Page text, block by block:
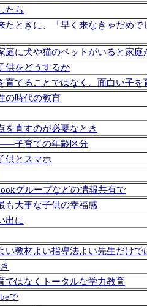
たら
たときに、「早く来なきゃだめ
に犬や猫のペットがいると家庭
供をどうするか
育てることではなく、面白い子を
の時代の教育
を直すのが必要なとき
子育ての年齢区分
供とスマホ
グループなどの情報共有で
大事な子供の幸福感
出に
教材よい指導法よい先生だけで
ではなくトータルな学力教育
で